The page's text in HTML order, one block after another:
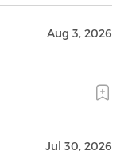
Aug 3, 2026
Jul 30, 2026